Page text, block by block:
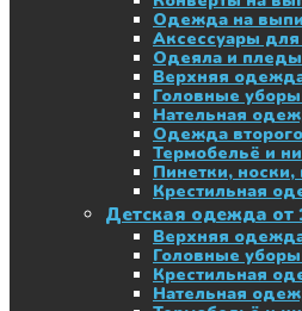
Одежда на
Аксессуары
Одеяла и пледы
Верхняя
Головные
Нательная
Одежда
Термобельё и
Пинетки, носки,
Крестильная
Детская одежда от
Верхняя
Головные
Крестильная
Нательная